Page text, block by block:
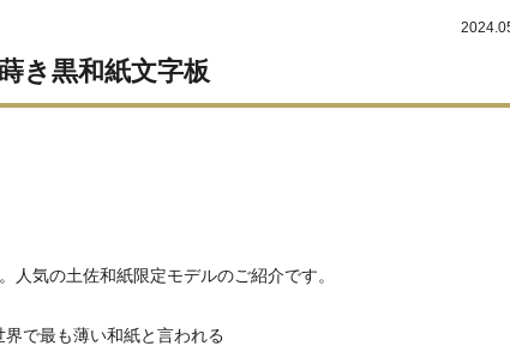
き黒和紙文字板
人気の土佐和紙限定モデルのご紹介です。
で最も薄い和紙と言われる